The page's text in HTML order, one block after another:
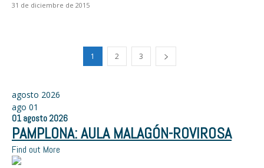
31 de diciembre de 2015
1 2 3
agosto 2026
ago 01
01 agosto 2026
PAMPLONA: AULA MALAGÓN-ROVIROSA
Find out More